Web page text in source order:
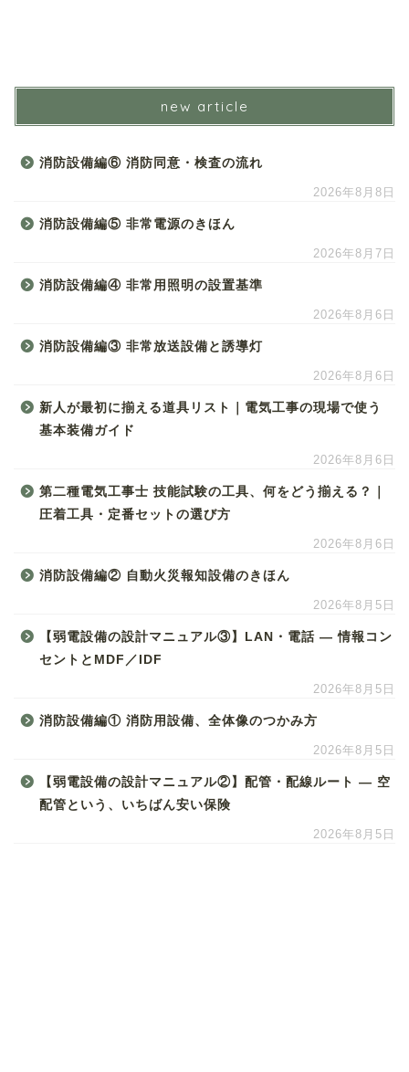
new article
消防設備編⑥ 消防同意・検査の流れ
2026年8月8日
消防設備編⑤ 非常電源のきほん
2026年8月7日
消防設備編④ 非常用照明の設置基準
2026年8月6日
消防設備編③ 非常放送設備と誘導灯
2026年8月6日
新人が最初に揃える道具リスト｜電気工事の現場で使う
基本装備ガイド
2026年8月6日
第二種電気工事士 技能試験の工具、何をどう揃える？｜
圧着工具・定番セットの選び方
2026年8月6日
消防設備編② 自動火災報知設備のきほん
2026年8月5日
【弱電設備の設計マニュアル③】LAN・電話 ― 情報コン
セントとMDF／IDF
2026年8月5日
消防設備編① 消防用設備、全体像のつかみ方
2026年8月5日
【弱電設備の設計マニュアル②】配管・配線ルート ― 空
配管という、いちばん安い保険
2026年8月5日